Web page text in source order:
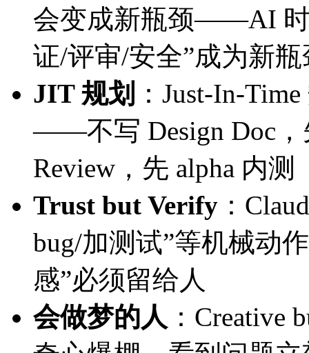
会变成新瓶颈——AI 时
证/评审/安全”成为新瓶
JIT 规划 ：Just-In-
——不写 Design Doc，
Review，先 alpha 内测
Trust but Verify ：
bug/加测试”等机械动
感”必须留给人
会做梦的人 ：